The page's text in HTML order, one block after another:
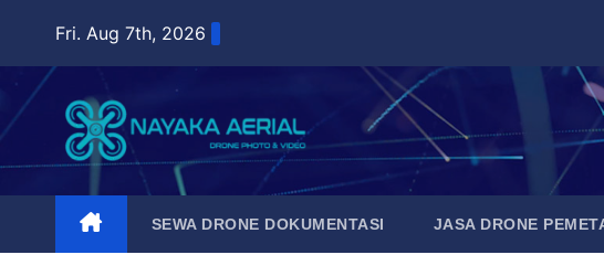
content
Fri. Aug 7th, 2026
SEWA DRONE DOKUMENTASI JASA DRONE